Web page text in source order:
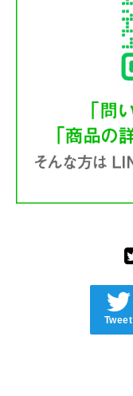
Tweet